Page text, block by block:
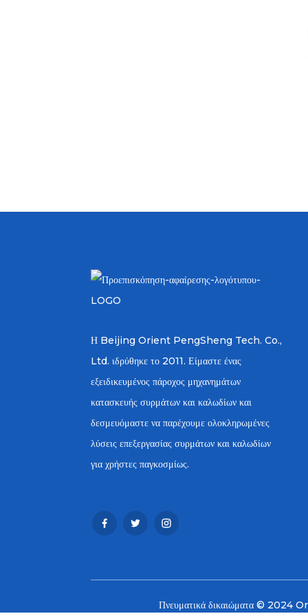
Η Beijing Orient PengSheng Tech. Co.,
Ltd. ιδρύθηκε το 2011. Είμαστε ένας
εξειδικευμένος πάροχος μηχανημάτων
κατασκευής συρμάτων και καλωδίων και
δεσμευόμαστε να παρέχουμε ολοκληρωμένες
λύσεις επεξεργασίας συρμάτων και καλωδίων
για χρήστες παγκοσμίως.
Πνευματικά δικαιώματα © 2024